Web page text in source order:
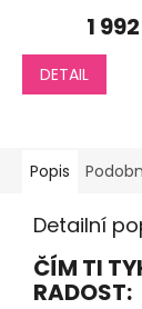
1
DETAIL
Popis
Detailní
ČÍM TI
RADOST: